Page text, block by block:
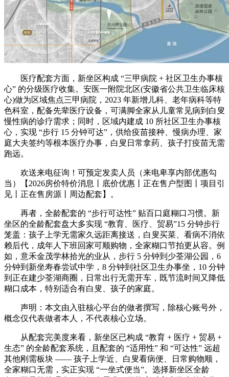
医疗配套方面，新坐区构成 “三甲病院 + 社区卫生办事核
心” 的分级医疗收集。安医一附院北区(安徽省公共卫生临床核
心)做为区域焦点三甲病院，2023 年新增儿科、老年病科等特
色科室，配备先辈医疗设备，可满脚全家从儿童常见病到白叟
慢性病的诊疗需求；同时，区域内建成 10 所社区卫生办事核
心，实现 “步行 15 分钟可达”，供给疫苗接种、慢病办理、家
庭大夫签约等根本医疗办事，白叟日常拿药、孩子打疫苗无需
跑远。
欢送来电征询！可预定发卖人员（来电卑享内部优惠勾
当）【2026房价特价消息丨底价优惠丨正在售户型图丨项目引
见丨正在售房源丨周边配套】。
再者，全龄配套的 “步行可达性” 贴百口庭糊口习惯。新
坐区的全龄配套盘大多实现 “教育、医疗、贸易”15 分钟步行
笼盖：孩子上学无需家久远距离接送，白叟买菜、看病不消依
赖后代，成年人下班回家可顺购物，全家糊口节拍更从容。例
如，意禾金茂学林拾光的业从，步行 5 分钟到少荃湖公园，6
分钟到新坐寿春尝试中学，8 分钟到社区卫生办事坐，10 分钟
到正在建少荃湖商圈，日常出行无需开车，既节流时间又降低
糊口成本，特别适合有白叟、孩子的家庭。
声明：本文由入驻核心平台的做者撰写，除核心账号外，
概念仅代表做者本人，不代表核心立场。
从配套完美度来看，新坐区已构成 “教育 + 医疗 + 贸易 +
生态” 的全龄配套系统，且配套的 “适用性” 和 “可达性” 远超
其他刚需板块 —— 孩子上学近、白叟看病便、日常购物顺，
全家糊口无需，实正实现 “一坐式便当”。选择新坐区全龄